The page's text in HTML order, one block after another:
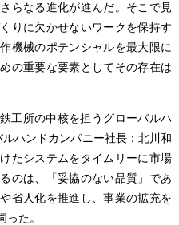
らなる進化が進んだ。そこで見
りに欠かせないワークを保持す
機械のポテンシャルを最大限に
の重要な要素としてその存在は
工所の中核を担うグローバルハ
ハンドカンパニー社長：北川和
たシステムをタイムリーに市場
のは、「妥協のない品質」であ
省人化を推進し、事業の拡充を
た。